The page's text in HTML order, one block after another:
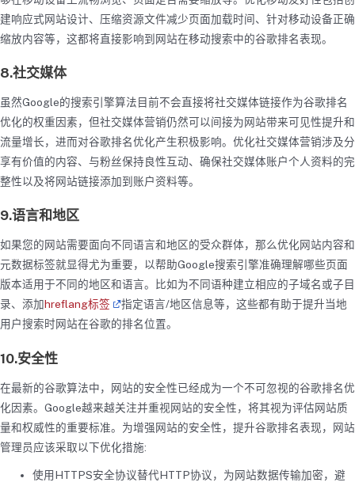
建响应式网站设计、压缩资源文件减少页面加载时间、针对移动设备正确
缩放内容等，这都将直接影响到网站在移动搜索中的谷歌排名表现。
8.社交媒体
虽然Google的搜索引擎算法目前不会直接将社交媒体链接作为谷歌排名
优化的权重因素，但社交媒体营销仍然可以间接为网站带来可见性提升和
流量增长，进而对谷歌排名优化产生积极影响。优化社交媒体营销涉及分
享有价值的内容、与粉丝保持良性互动、确保社交媒体账户个人资料的完
整性以及将网站链接添加到账户资料等。
9.语言和地区
如果您的网站需要面向不同语言和地区的受众群体，那么优化网站内容和
元数据标签就显得尤为重要，以帮助Google搜索引擎准确理解哪些页面
版本适用于不同的地区和语言。比如为不同语种建立相应的子域名或子目
录、添加hreflang标签
指定语言/地区信息等，这些都有助于提升当地
用户搜索时网站在谷歌的排名位置。
10.安全性
在最新的谷歌算法中，网站的安全性已经成为一个不可忽视的谷歌排名优
化因素。Google越来越关注并重视网站的安全性，将其视为评估网站质
量和权威性的重要标准。为增强网站的安全性，提升谷歌排名表现，网站
管理员应该采取以下优化措施:
使用HTTPS安全协议替代HTTP协议，为网站数据传输加密，避